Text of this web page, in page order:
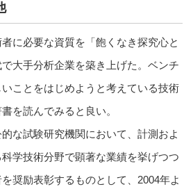
に必要な資質を「飽くなき探究心と
大手分析企業を築き上げた。ベンチ
ことをはじめようと考えている技術
を読んでみると良い。
な試験研究機関において、計測およ
学技術分野で顕著な業績を挙げつつ
奨励表彰するものとして、2004年よ